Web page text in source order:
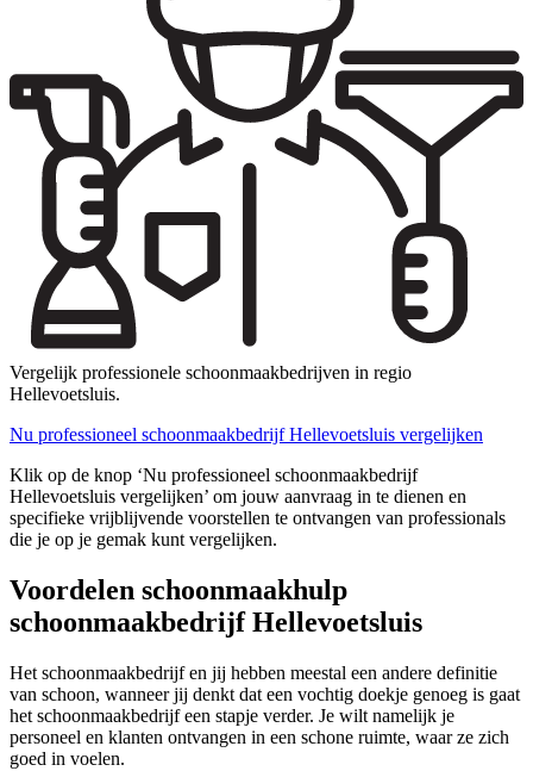
Vergelijk professionele schoonmaakbedrijven in regio
Hellevoetsluis.
Nu professioneel schoonmaakbedrijf Hellevoetsluis vergelijken
Klik op de knop ‘Nu professioneel schoonmaakbedrijf
Hellevoetsluis vergelijken’ om jouw aanvraag in te dienen en
specifieke vrijblijvende voorstellen te ontvangen van professionals
die je op je gemak kunt vergelijken.
Voordelen schoonmaakhulp
schoonmaakbedrijf Hellevoetsluis
Het schoonmaakbedrijf en jij hebben meestal een andere definitie
van schoon, wanneer jij denkt dat een vochtig doekje genoeg is gaat
het schoonmaakbedrijf een stapje verder. Je wilt namelijk je
personeel en klanten ontvangen in een schone ruimte, waar ze zich
goed in voelen.